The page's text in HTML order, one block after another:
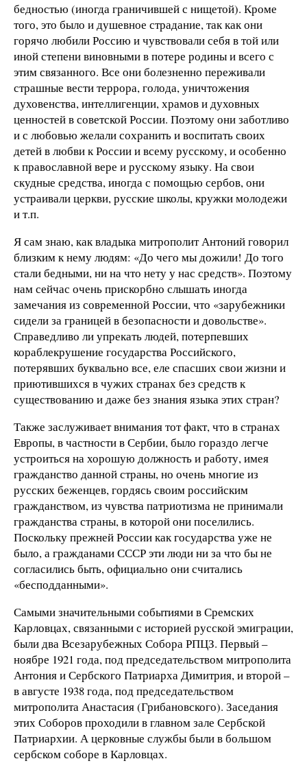
бедностью (иногда граничившей с нищетой). Кроме
того, это было и душевное страдание, так как они
горячо любили Россию и чувствовали себя в той или
иной степени виновными в потере родины и всего с
этим связанного. Все они болезненно переживали
страшные вести террора, голода, уничтожения
духовенства, интеллигенции, храмов и духовных
ценностей в советской России. Поэтому они заботливо
и с любовью желали сохранить и воспитать своих
детей в любви к России и всему русскому, и особенно
к православной вере и русскому языку. На свои
скудные средства, иногда с помощью сербов, они
устраивали церкви, русские школы, кружки молодежи
и т.п.
Я сам знаю, как владыка митрополит Антоний говорил
близким к нему людям: «До чего мы дожили! До того
стали бедными, ни на что нету у нас средств». Поэтому
нам сейчас очень прискорбно слышать иногда
замечания из современной России, что «зарубежники
сидели за границей в безопасности и довольстве».
Справедливо ли упрекать людей, потерпевших
кораблекрушение государства Российского,
потерявших буквально все, еле спасших свои жизни и
приютившихся в чужих странах без средств к
существованию и даже без знания языка этих стран?
Также заслуживает внимания тот факт, что в странах
Европы, в частности в Сербии, было гораздо легче
устроиться на хорошую должность и работу, имея
гражданство данной страны, но очень многие из
русских беженцев, гордясь своим российским
гражданством, из чувства патриотизма не принимали
гражданства страны, в которой они поселились.
Поскольку прежней России как государства уже не
было, а гражданами СССР эти люди ни за что бы не
согласились быть, официально они считались
«бесподданными».
Самыми значительными событиями в Сремских
Карловцах, связанными с историей русской эмиграции,
были два Всезарубежных Собора РПЦЗ. Первый –
ноябре 1921 года, под председательством митрополита
Антония и Сербского Патриарха Димитрия, и второй –
в августе 1938 года, под председательством
митрополита Анастасия (Грибановского). Заседания
этих Соборов проходили в главном зале Сербской
Патриархии. А церковные службы были в большом
сербском соборе в Карловцах.